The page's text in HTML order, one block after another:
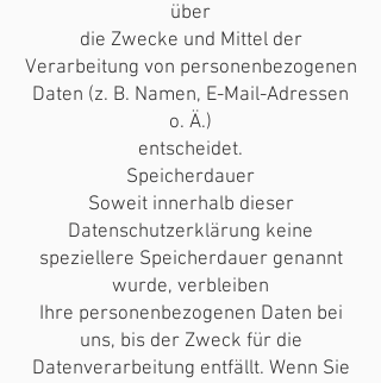
über
die Zwecke und Mittel der
Verarbeitung von personenbezogenen
Daten (z. B. Namen, E-Mail-Adressen
o. Ä.)
entscheidet.
Speicherdauer
Soweit innerhalb dieser
Datenschutzerklärung keine
speziellere Speicherdauer genannt
wurde, verbleiben
Ihre personenbezogenen Daten bei
uns, bis der Zweck für die
Datenverarbeitung entfällt. Wenn Sie